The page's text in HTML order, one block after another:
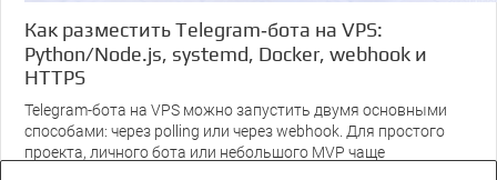
Как разместить Telegram‑бота на VPS:
Python/Node.js, systemd, Docker, webhook и
HTTPS
Telegram-бота на VPS можно запустить двумя основными
способами: через polling или через webhook. Для простого
проекта, личного бота или небольшого MVP чаще